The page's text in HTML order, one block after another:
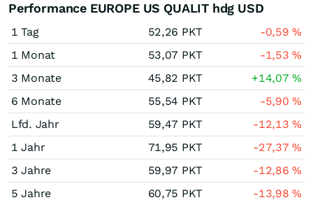
Performance EUROPE US QUALIT hdg USD
1 Tag 52,26 PKT -0,59%
1 Monat
53,07 PKT -1,53%
3 Monate
45,82 PKT +14,07%
6 Monate
55,54 PKT -5,90%
Lfd. Jahr
59,47 PKT -12,13%
1 Jahr
71,95 PKT -27,37%
3 Jahre
59,97 PKT -12,86%
5 Jahre
60,75 PKT -13,98%